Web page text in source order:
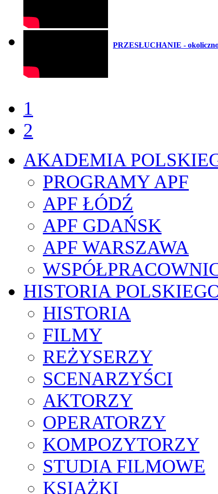
PRZESŁUCHANIE -
1
2
AKADEMIA
PROGRAMY APF
APF ŁÓDŹ
APF GDAŃSK
APF WARSZAWA
HISTORIA
HISTORIA
FILMY
REŻYSERZY
SCENARZYŚCI
AKTORZY
OPERATORZY
KOMPOZYTORZY
STUDIA FILMOWE
KSIĄŻKI